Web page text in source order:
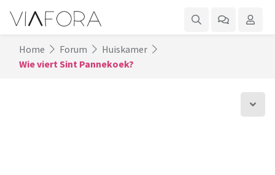
Home Forum
Huiskamer
Wie viert Sint Pannekoek?